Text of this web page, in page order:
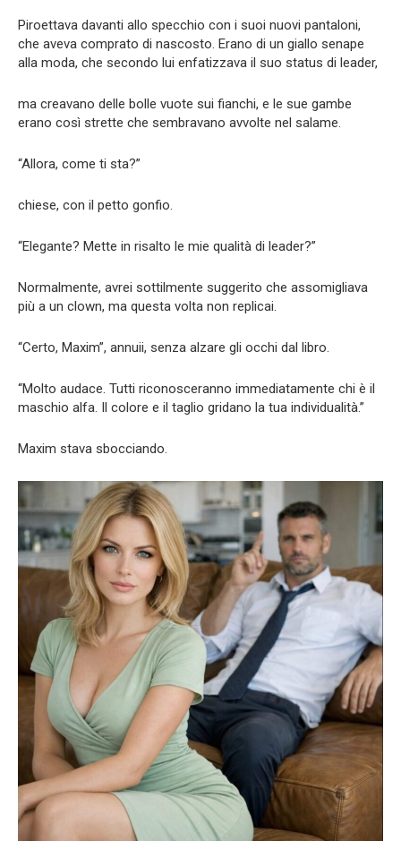
Piroettava davanti allo specchio con i suoi nuovi pantaloni,
che aveva comprato di nascosto. Erano di un giallo senape
alla moda, che secondo lui enfatizzava il suo status di leader,
ma creavano delle bolle vuote sui fianchi, e le sue gambe
erano così strette che sembravano avvolte nel salame.
“Allora, come ti sta?”
chiese, con il petto gonfio.
“Elegante? Mette in risalto le mie qualità di leader?”
Normalmente, avrei sottilmente suggerito che assomigliava
più a un clown, ma questa volta non replicai.
“Certo, Maxim”, annuii, senza alzare gli occhi dal libro.
“Molto audace. Tutti riconosceranno immediatamente chi è il
maschio alfa. Il colore e il taglio gridano la tua individualità.”
Maxim stava sbocciando.